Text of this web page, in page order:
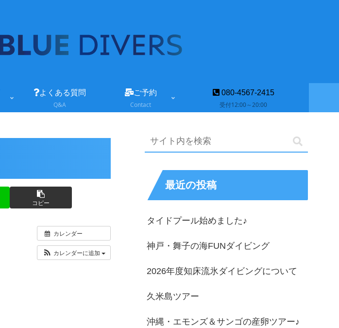
よくある質問
Q&A
ご予約
Contact
080-4567-2415
受付12:00～20:00
コピー
カレンダー
カレンダーに追加
最近の投稿
タイドプール始めました♪
神戸・舞子の海FUNダイビング
2026年度知床流氷ダイビングについて
久米島ツアー
沖縄・エモンズ＆サンゴの産卵ツアー♪